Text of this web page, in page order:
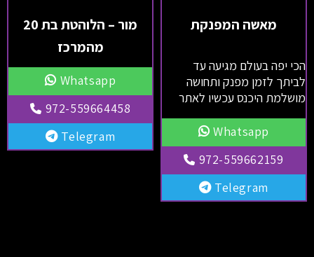
מאשה המפנקת
הכי יפה בעולם מגיעה עד
לביתך לזמן מפנק ותחושה
מושלמת היכנס עכשיו לאתר
Whatsapp
972-559662159
Telegram
מור – הלוהטת בת 20
מהמרכז
Whatsapp
972-559664458
Telegram